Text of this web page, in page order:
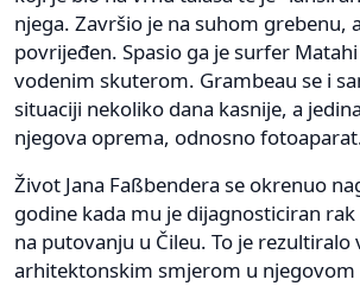
njega. Završio je na suhom grebenu,
povrijeđen. Spasio ga je surfer
vodenim skuterom. Grambeau se i
situaciji nekoliko dana kasnije, a
njegova oprema, odnosno
Život Jana Faßbendera se okrenuo
godine kada mu je dijagnosticiran
na putovanju u Čileu. To je
arhitektonskim smjerom u njegovom